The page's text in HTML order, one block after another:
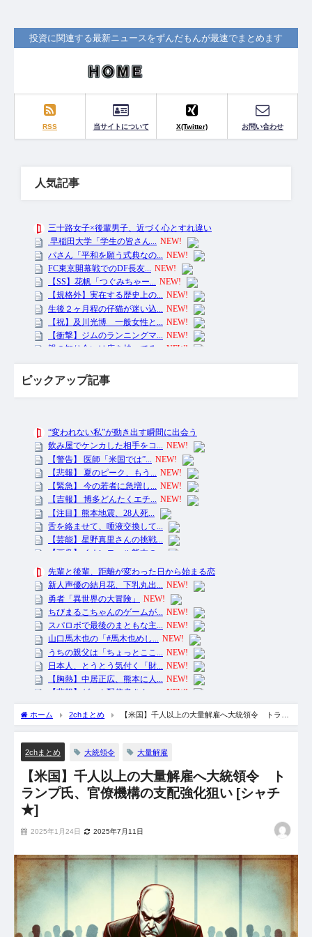
投資に関連する最新ニュースをずんだもんが最速でまとめます
RSS 当サイトについて X(Twitter) お問い合わせ
人気記事
ピックアップ記事
ホーム 2chまとめ
【米国】千人以上の大量解雇へ大統領令 トラン
2chまとめ 大統領令 大量解雇
【米国】千人以上の大量解雇へ大統領令 ト
ランプ氏、官僚機構の支配強化狙い [シャチ
★]
2025年1月24日 2025年7月11日